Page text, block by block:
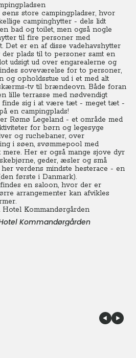
store campingpladser, hvor
campinghytter - dels lidt
bad og toilet, men også nogle
til fire personer med
Det er en af disse vadehavshytter
der plads til to personer samt en
udsigt ud over engarealerne og
soveværelse for to personer,
og opholdsstue ud i et med alt
tv til brændeovn. Både foran
lille terrasse med nødvendigt
finde sig i at være tæt - meget tæt -
en campingplads!
Rømø Legeland - et område med
for børn og legesyge
og ruchebaner, over
i søen, svømmepool med
mere. Her er også mange sjove dyr
geder, æsler og små
her verdens mindste hesterace - en
første i Danmark).
en saloon, hvor der er
arrangementer kan afvikles
Kommandørgården